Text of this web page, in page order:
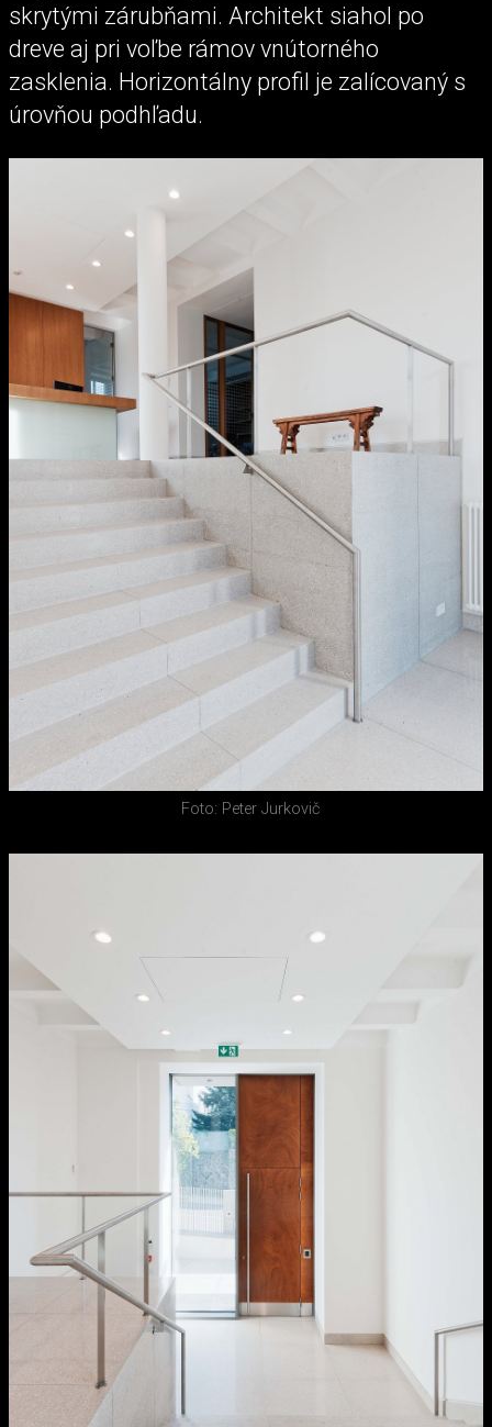
skrytými zárubňami. Architekt siahol po
dreve aj pri voľbe rámov vnútorného
zasklenia. Horizontálny profil je zalícovaný s
úrovňou podhľadu.
Foto: Peter Jurkovič